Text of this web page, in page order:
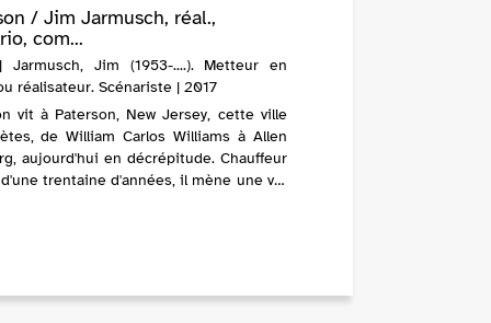
/ Jim Jarmusch, réal.,
com...
Jarmusch, Jim (1953-....). Metteur en
réalisateur. Scénariste | 2017
vit à Paterson, New Jersey, cette ville
de William Carlos Williams à Allen
aujourd'hui en décrépitude. Chauffeur
trentaine d'années, il mène une vie